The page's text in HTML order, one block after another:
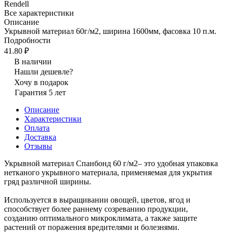
Rendell
Все характеристики
Описание
Укрывной материал 60г/м2, ширина 1600мм, фасовка 10 п.м.
Подробности
41.80 ₽
В наличии
Нашли дешевле?
Хочу в подарок
Гарантия 5 лет
Описание
Характеристики
Оплата
Доставка
Отзывы
Укрывной материал Спанбонд 60 г/м2– это удобная упаковка
нетканого укрывного материала, применяемая для укрытия
гряд различной ширины.
Используется в выращивании овощей, цветов, ягод и
способствует более раннему созреванию продукции,
созданию оптимального микроклимата, а также защите
растений от поражения вредителями и болезнями.